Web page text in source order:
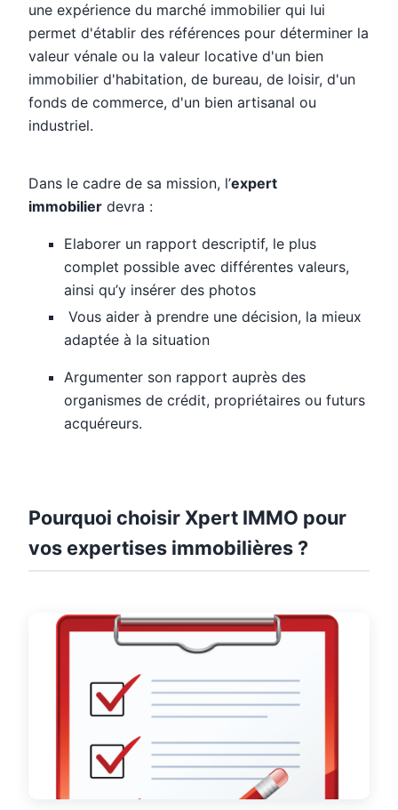
une expérience du marché immobilier qui lui
permet d'établir des références pour déterminer la
valeur vénale ou la valeur locative d'un bien
immobilier d'habitation, de bureau, de loisir, d'un
fonds de commerce, d'un bien artisanal ou
industriel.
Dans le cadre de sa mission, l’expert
immobilier devra :
Elaborer un rapport descriptif, le plus
complet possible avec différentes valeurs,
ainsi qu’y insérer des photos
Vous aider à prendre une décision, la mieux
adaptée à la situation
Argumenter son rapport auprès des
organismes de crédit, propriétaires ou futurs
acquéreurs.
Pourquoi choisir Xpert IMMO pour
vos expertises immobilières ?